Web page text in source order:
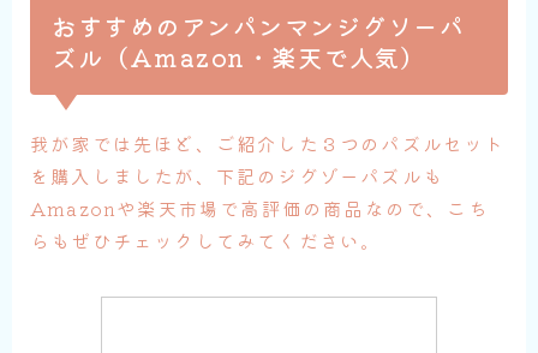
おすすめのアンパンマンジグソーパ
ズル（Amazon・楽天で人気）
我が家では先ほど、ご紹介した３つのパズルセット
を購入しましたが、下記のジグゾーパズルも
Amazonや楽天市場で高評価の商品なので、こち
らもぜひチェックしてみてください。